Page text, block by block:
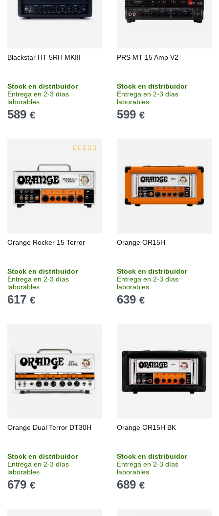
Blackstar HT-5RH MKIII
Stock en distribuidor
Entrega en 2-3 días
laborables
589 €
PRS MT 15 Amp V2
Stock en distribuidor
Entrega en 2-3 días
laborables
599 €
Orange Rocker 15 Terror
Stock en distribuidor
Entrega en 2-3 días
laborables
617 €
Orange OR15H
Stock en distribuidor
Entrega en 2-3 días
laborables
639 €
Orange Dual Terror DT30H
Stock en distribuidor
Entrega en 2-3 días
laborables
679 €
Orange OR15H BK
Stock en distribuidor
Entrega en 2-3 días
laborables
689 €